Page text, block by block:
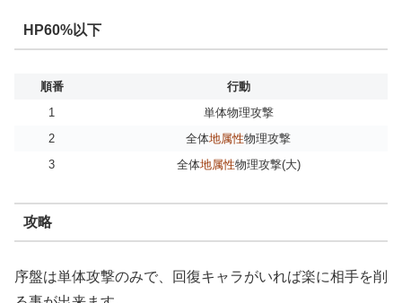
HP60%以下
順番
行動
1
単体物理攻撃
2
全体地属性物理攻撃
3
全体地属性物理攻撃(大)
攻略
序盤は単体攻撃のみで、回復キャラがいれば楽に相手を削